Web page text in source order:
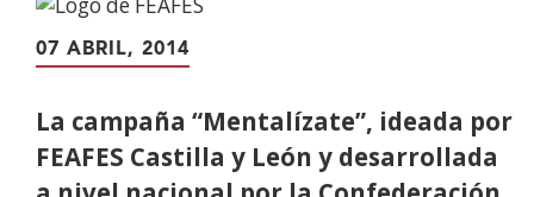
contenido
principal
07 ABRIL, 2014
La campaña “Mentalízate”, ideada por
FEAFES Castilla y León y desarrollada